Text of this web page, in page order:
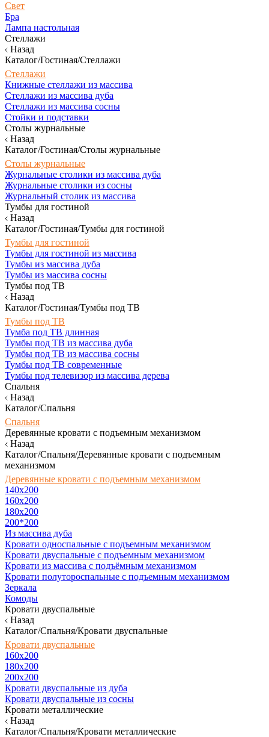
Свет
Бра
Лампа настольная
Стеллажи
Назад
Каталог/Гостиная/Стеллажи
Стеллажи
Книжные стеллажи из массива
Стеллажи из массива дуба
Стеллажи из массива сосны
Стойки и подставки
Столы журнальные
Назад
Каталог/Гостиная/Столы журнальные
Столы журнальные
Журнальные столики из массива дуба
Журнальные столики из сосны
Журнальный столик из массива
Тумбы для гостиной
Назад
Каталог/Гостиная/Тумбы для гостиной
Тумбы для гостиной
Тумбы для гостиной из массива
Тумбы из массива дуба
Тумбы из массива сосны
Тумбы под ТВ
Назад
Каталог/Гостиная/Тумбы под ТВ
Тумбы под ТВ
Тумба под ТВ длинная
Тумбы под ТВ из массива дуба
Тумбы под ТВ из массива сосны
Тумбы под ТВ современные
Тумбы под телевизор из массива дерева
Спальня
Назад
Каталог/Спальня
Спальня
Деревянные кровати с подъемным механизмом
Назад
Каталог/Спальня/Деревянные кровати с подъемным
механизмом
Деревянные кровати с подъемным механизмом
140x200
160х200
180х200
200*200
Из массива дуба
Кровати односпальные с подъемным механизмом
Кровати двуспальные с подъемным механизмом
Кровати из массива с подъёмным механизмом
Кровати полутороспальные с подъемным механизмом
Зеркала
Комоды
Кровати двуспальные
Назад
Каталог/Спальня/Кровати двуспальные
Кровати двуспальные
160х200
180x200
200x200
Кровати двуспальные из дуба
Кровати двуспальные из сосны
Кровати металлические
Назад
Каталог/Спальня/Кровати металлические